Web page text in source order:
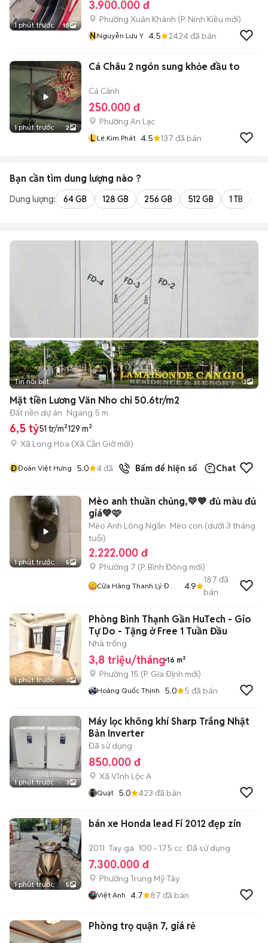
1 phút trước 10
3.900.000 đ
Phường Xuân Khánh (P. Ninh Kiều mới)
NNguyễn Lưu Y 4.5 2424đã bán
1 phút trước 2
Cá Châu 2 ngón sung khỏe đầu to
Cá Cảnh
250.000 đ
Phường An Lạc
L Lê Kim Phát 4.5 137 đã bán
Bạn cần tìm dung lượng nào ?
Dung lượng: 64 GB 128 GB 256 GB 512 GB 1 TB
Tin nổi bật 3
Mặt tiền Lương Văn Nho chỉ 50.6tr/m2
Đất nền dự án Ngang 5 m
6,5 tỷ51 tr/m²129 m²
Xã Long Hòa (Xã Cần Giờmới)
ĐĐoàn Việt Hưng 5.0 4đã bán Bấm để hiện số Chat
1 phút trước 5
Mèo anh thuần chủng,💛💙 đủ màu đủ
giá💚🩷
Mèo Anh Lông Ngắn Mèo con (dưới 3 tháng
tuổi)
2.222.000 đ
Phường 7 (P. Bình Đông mới)
Cửa Hàng Thanh Lý Đồ
4.9
187 đã
bán
1 phút trước 3
Phòng Bình Thạnh Gần HuTech - Gio
Tự Do - Tặng ở Free 1 Tuần Đầu
Nhà trống
3,8 triệu/tháng 16 m²
Phường 15 (P. Gia Định mới)
Hoàng Quốc Thịnh 5.0 5 đã bán
1 phút trước 3
Máy lọc không khí Sharp Trắng Nhật
Bản Inverter
Đã sử dụng
850.000 đ
Xã Vĩnh Lộc A
Quạt 5.0 423 đã bán
1 phút trước 5
bán xe Honda lead Fi 2012 đẹp zin
2011 Tay ga 100 - 175 cc Đã sử dụng
7.300.000 đ
Phường Trung Mỹ Tây
Việt Anh 4.7 87 đã bán
Phòng trọ quận 7, giá rẻ